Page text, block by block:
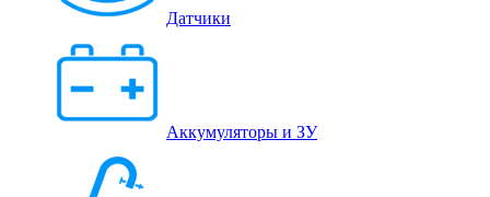
Датчики
Аккумуляторы и ЗУ